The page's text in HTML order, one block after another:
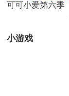
可可小爱第六季
小游戏